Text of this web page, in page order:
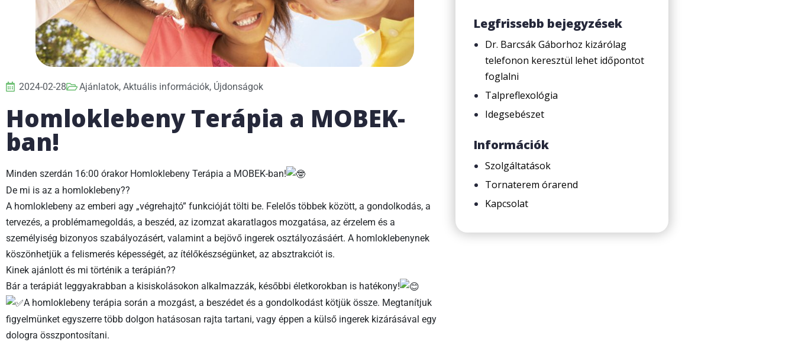
2024-02-28 Ajánlatok, Aktuális információk, Újdonságok
Homloklebeny Terápia a MOBEK-
ban!
Minden szerdán 16:00 órakor Homloklebeny Terápia a MOBEK-ban!
De mi is az a homloklebeny??
A homloklebeny az emberi agy „végrehajtó” funkcióját tölti be. Felelős többek között, a gondolkodás, a
tervezés, a problémamegoldás, a beszéd, az izomzat akaratlagos mozgatása, az érzelem és a
személyiség bizonyos szabályozásért, valamint a bejövő ingerek osztályozásáért. A homloklebenynek
köszönhetjük a felismerés képességét, az ítélőkészségünket, az absztrakciót is.
Kinek ajánlott és mi történik a terápián??
Bár a terápiát leggyakrabban a kisiskolásokon alkalmazzák, későbbi életkorokban is hatékony!
A homloklebeny terápia során a mozgást, a beszédet és a gondolkodást kötjük össze. Megtanítjuk
figyelmünket egyszerre több dolgon hatásosan rajta tartani, vagy éppen a külső ingerek kizárásával egy
dologra összpontosítani.
Legfrissebb bejegyzések
Dr. Barcsák Gáborhoz kizárólag
telefonon keresztül lehet időpontot
foglalni
Talpreflexológia
Idegsebészet
Információk
Szolgáltatások
Tornaterem órarend
Kapcsolat